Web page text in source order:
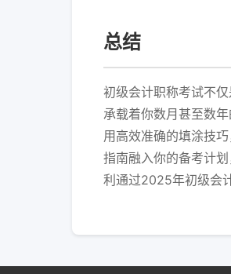
总结
初级会计职称考试不
承载着你数月甚至数
用高效准确的填涂技
指南融入你的备考计
利通过2025年初级会